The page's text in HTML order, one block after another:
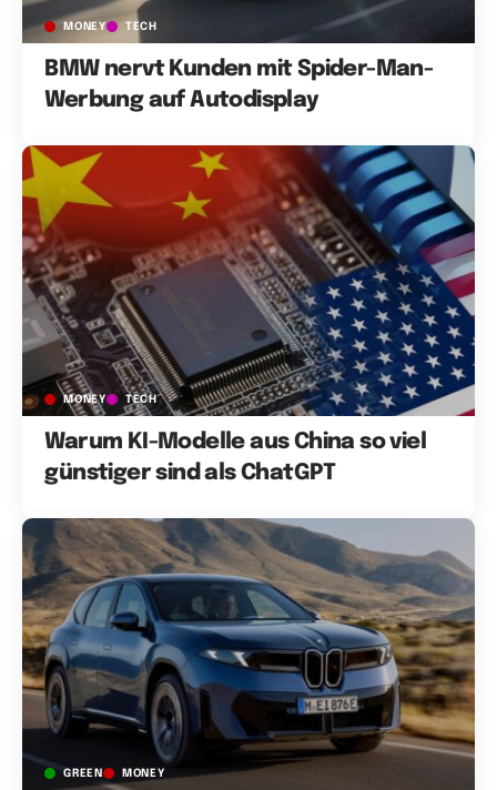
MONEY TECH
BMW nervt Kunden mit Spider-Man-
Werbung auf Autodisplay
MONEY TECH
Warum KI-Modelle aus China so viel
günstiger sind als ChatGPT
GREEN MONEY